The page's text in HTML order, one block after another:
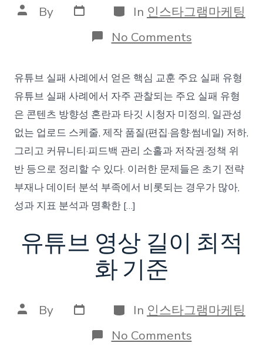
Post
author
By Post
date
Categories
In 인스타그램마케팅
No Commentson
유
브
실
패
사
례
에
서
배
우
는
점
유튜브 실패 사례에서 얻은 핵심 교훈 주요 실패 유형
유튜브 실패 사례에서 자주 관찰되는 주요 실패 유형
은 콘텐츠 방향성 혼란과 타깃 시청자 미정의, 일관성
없는 업로드 스케줄, 제작 품질(편집·음향·썸네일) 저하,
그리고 커뮤니티·피드백 관리 소홀과 저작권·정책 위
반 등으로 정리할 수 있다. 이러한 문제들은 초기 전략
부재나 데이터 분석 부족에서 비롯되는 경우가 많아,
성과 지표 분석과 명확한 […]
유튜브 영상 길이 최적
화 기준
Post
author
By Post
date
Categories
In 인스타그램마케팅
No Commentson
유